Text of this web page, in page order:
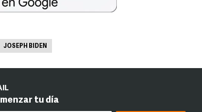
JOSEPH BIDEN
tu día